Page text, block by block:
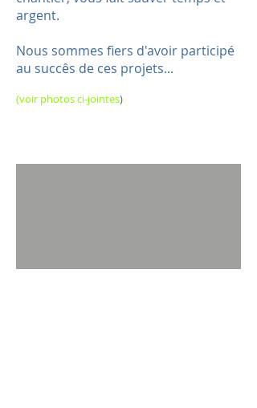
argent.
Nous sommes fiers d'avoir participé
au succês de ces projets...
(voir photos ci-jointes)